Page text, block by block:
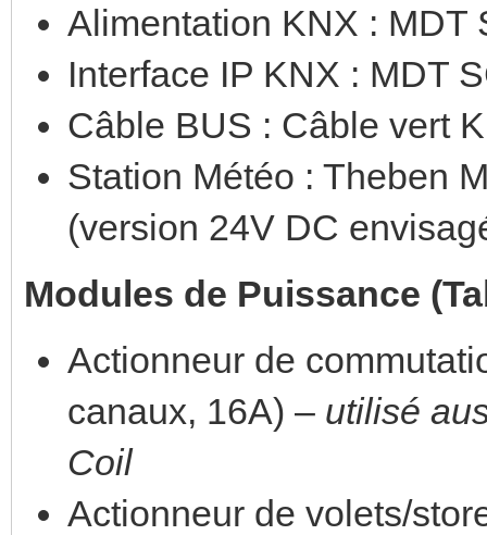
Alimentation KNX : MDT
Interface IP KNX : MDT
Câble BUS : Câble vert
Station Météo : Theben
(version 24V DC
Modules de Puissance
Actionneur de
canaux, 16A) – utilisé
Coil
Actionneur de volets/